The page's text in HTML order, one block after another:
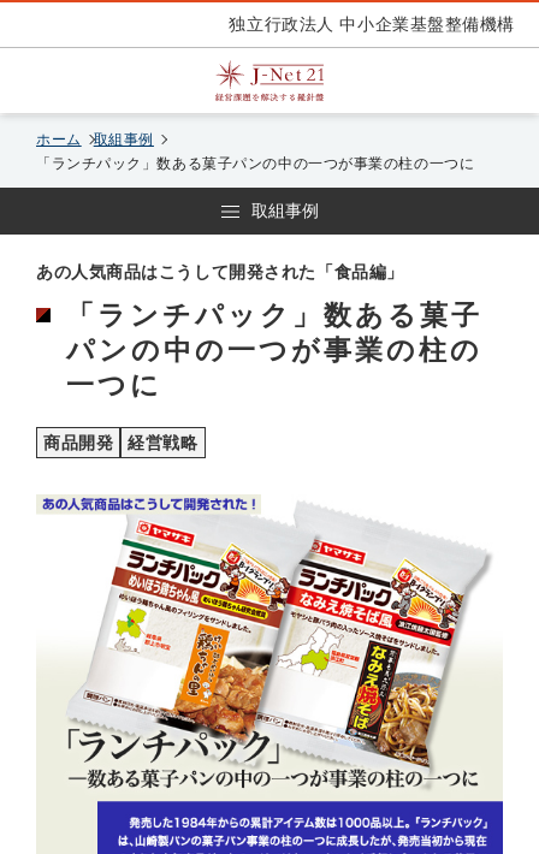
独立行政法人 中小企業基盤整備機構
ホーム
取組事例
「ランチパック」数ある菓子パンの中の一つが事業の柱の一つに
取組事例
あの人気商品はこうして開発された「食品編」
「ランチパック」数ある菓子
パンの中の一つが事業の柱の
一つに
商品開発 経営戦略